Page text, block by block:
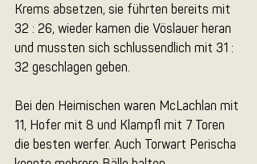
Krems absetzen, sie führten bereits mit
32 : 26, wieder kamen die Vöslauer heran
und mussten sich schlussendlich mit 31 :
32 geschlagen geben.
Bei den Heimischen waren McLachlan mit
11, Hofer mit 8 und Klampfl mit 7 Toren
die besten werfer. Auch Torwart Perischa